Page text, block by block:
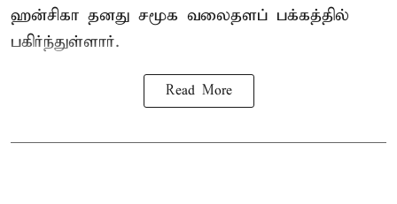
ஹன்சிகா தனது சமூக வலைதளப் பக்கத்தில்
பகிர்ந்துள்ளார்.
Read More